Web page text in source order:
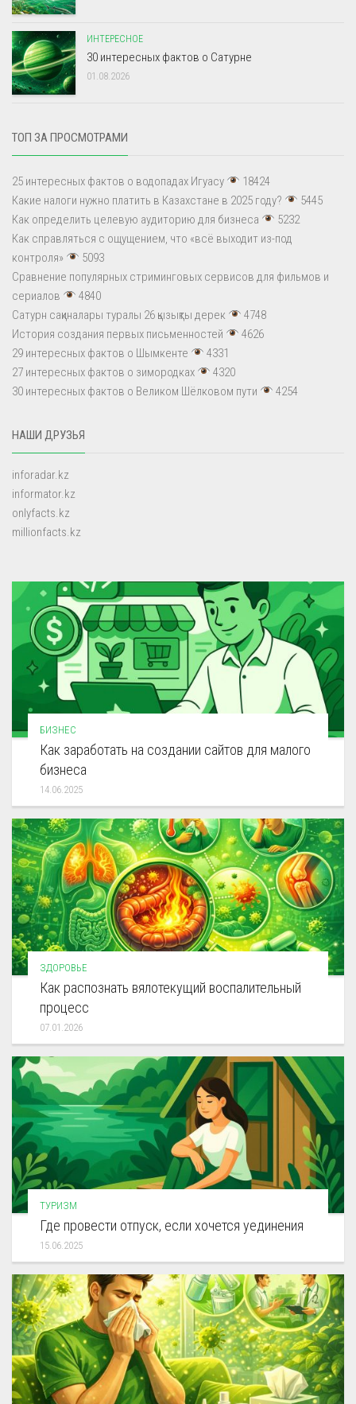
ИНТЕРЕСНОЕ
30 интересных фактов о Сатурне
01.08.2026
ТОП ЗА ПРОСМОТРАМИ
25 интересных фактов о водопадах Игуасу
18424
Какие налоги нужно платить в Казахстане в 2025 году?
5445
Как определить целевую аудиторию для бизнеса
5232
Как справляться с ощущением, что «всё выходит из-под
контроля»
5093
Сравнение популярных стриминговых сервисов для фильмов и
сериалов
4840
Сатурн сақиналары туралы 26 қызықты дерек
4748
История создания первых письменностей
4626
29 интересных фактов о Шымкенте
4331
27 интересных фактов о зимородках
4320
30 интересных фактов о Великом Шёлковом пути
4254
НАШИ ДРУЗЬЯ
inforadar.kz
informator.kz
onlyfacts.kz
millionfacts.kz
БИЗНЕС
Как заработать на создании сайтов для малого
бизнеса
14.06.2025
ЗДОРОВЬЕ
Как распознать вялотекущий воспалительный
процесс
07.01.2026
ТУРИЗМ
Где провести отпуск, если хочется уединения
15.06.2025